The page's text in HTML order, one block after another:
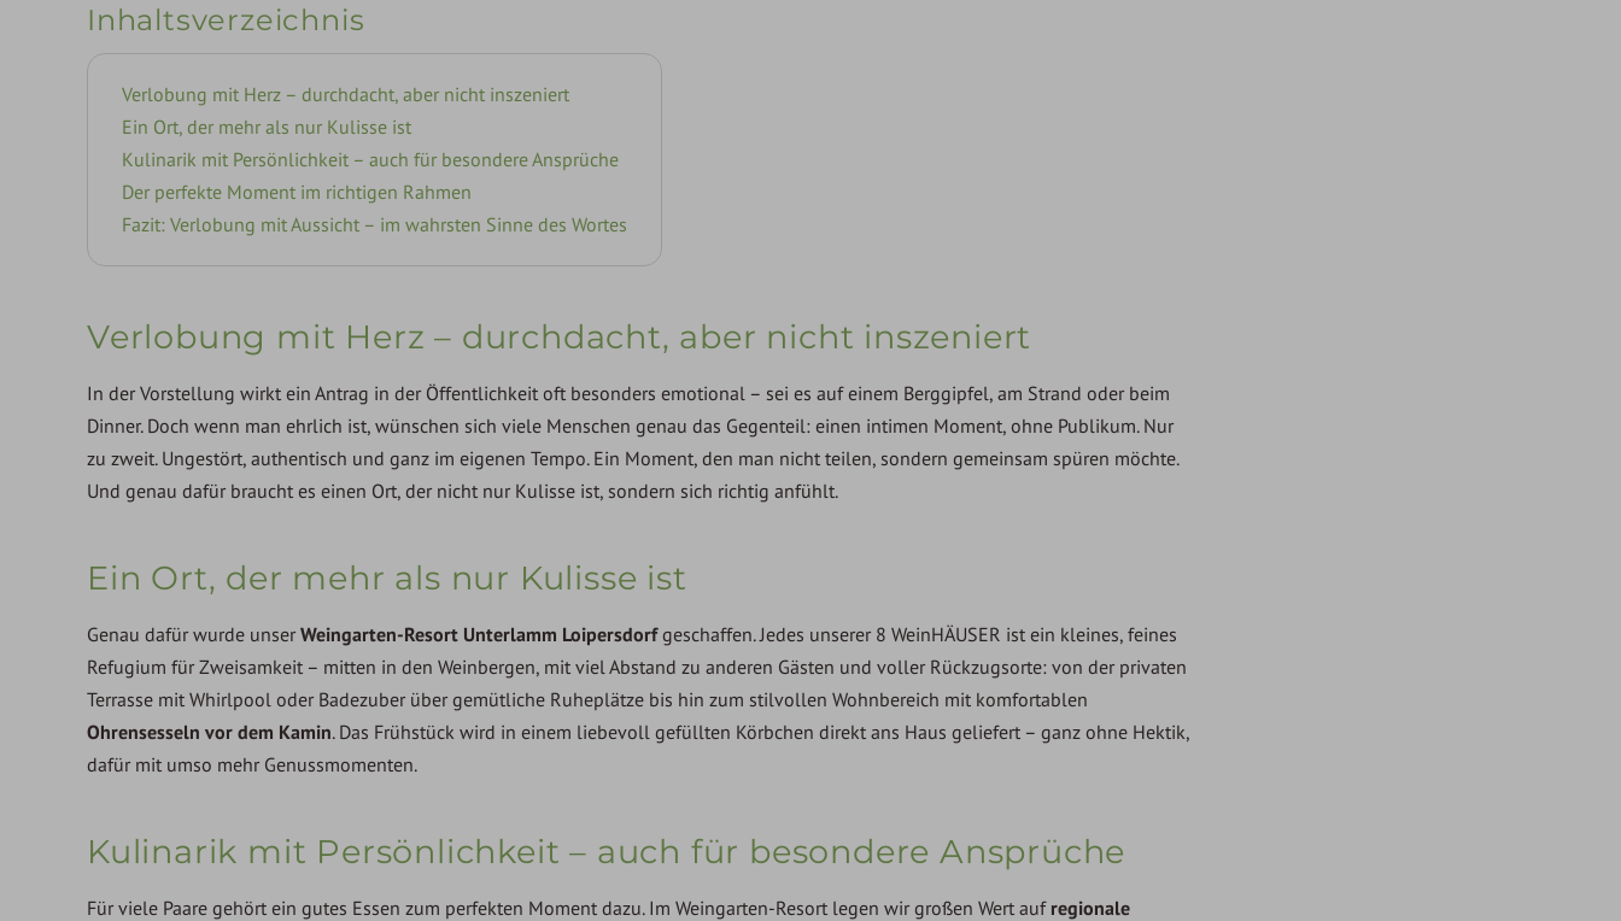
Inhaltsverzeichnis
Verlobung mit Herz – durchdacht, aber nicht inszeniert
Ein Ort, der mehr als nur Kulisse ist
Kulinarik mit Persönlichkeit – auch für besondere Ansprüche
Der perfekte Moment im richtigen Rahmen
Fazit: Verlobung mit Aussicht – im wahrsten Sinne des Wortes
Verlobung mit Herz – durchdacht, aber nicht inszeniert
In der Vorstellung wirkt ein Antrag in der Öffentlichkeit oft besonders emotional – sei es auf einem Berggipfel, am Strand oder beim
Dinner. Doch wenn man ehrlich ist, wünschen sich viele Menschen genau das Gegenteil: einen intimen Moment, ohne Publikum. Nur
zu zweit. Ungestört, authentisch und ganz im eigenen Tempo. Ein Moment, den man nicht teilen, sondern gemeinsam spüren möchte.
Und genau dafür braucht es einen Ort, der nicht nur Kulisse ist, sondern sich richtig anfühlt.
Ein Ort, der mehr als nur Kulisse ist
Genau dafür wurde unserWeingarten-Resort Unterlamm Loipersdorfgeschaffen. Jedes unserer 8 WeinHÄUSER ist ein kleines, feines
Refugium für Zweisamkeit – mitten in den Weinbergen, mit viel Abstand zu anderen Gästen und voller Rückzugsorte: von der privaten
Terrasse mit Whirlpool oder Badezuber über gemütliche Ruheplätze bis hin zum stilvollen Wohnbereich mit komfortablen
Ohrensesseln vor dem Kamin. Das Frühstück wird in einem liebevoll gefüllten Körbchen direkt ans Haus geliefert – ganz ohne Hektik,
dafür mit umso mehr Genussmomenten.
Kulinarik mit Persönlichkeit – auch für besondere Ansprüche
Für viele Paare gehört ein gutes Essen zum perfekten Moment dazu. Im Weingarten-Resort legen wir großen Wert auf regionale